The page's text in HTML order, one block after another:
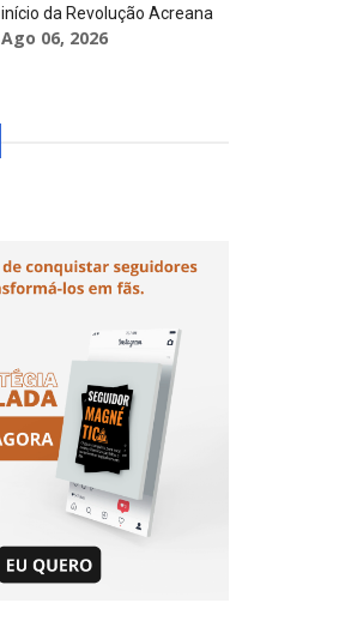
início da Revolução Acreana
Ago 06, 2026